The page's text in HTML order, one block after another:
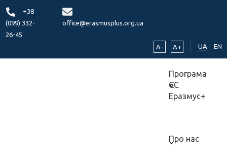
+38
(099) 332-
26-45
office@erasmusplus.org.ua
A- A+ UA EN
Програма
ЄС
Еразмус+
Про нас